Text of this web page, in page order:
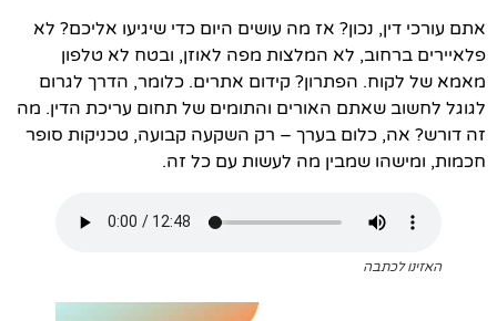
אתם עורכי דין, נכון? אז מה עושים היום כדי שיגיעו אליכם? לא
פלאיירים ברחוב, לא המלצות מפה לאוזן, ובטח לא טלפון
מאמא של לקוח. הפתרון? קידום אתרים. כלומר, הדרך לגרום
לגוגל לחשוב שאתם האורים והתומים של תחום עריכת הדין. מה
זה דורש? אה, כלום בערך – רק השקעה קבועה, טכניקות סופר
חכמות, ומישהו שמבין מה לעשות עם כל זה.
האזינו לכתבה